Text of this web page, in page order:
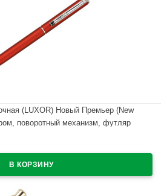
(LUXOR) Новый Премьер (New
поворотный механизм, футляр